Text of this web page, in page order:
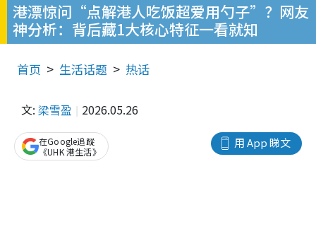
港漂惊问“点解港人吃饭超爱用勺子”？网友
神分析：背后藏1大核心特征一看就知
首页 生活话题 热话
文: 梁雪盈 2026.05.26
用 App 睇文
在Google追蹤
《UHK 港生活》